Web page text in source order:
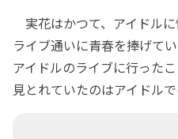
実花はかつて、アイドル
ライブ通いに青春を捧げて
アイドルのライブに行った
見とれていたのはアイドル